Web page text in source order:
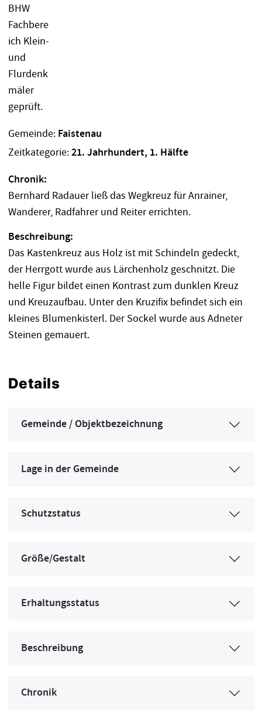
Gemeinde: Faistenau
Zeitkategorie:21. Jahrhundert, 1. Hälfte
Chronik:
Bernhard Radauer ließ das Wegkreuz für Anrainer,
Wanderer, Radfahrer und Reiter errichten.
Beschreibung:
Das Kastenkreuz aus Holz ist mit Schindeln gedeckt,
der Herrgott wurde aus Lärchenholz geschnitzt. Die
helle Figur bildet einen Kontrast zum dunklen Kreuz
und Kreuzaufbau. Unter den Kruzifix befindet sich ein
kleines Blumenkisterl. Der Sockel wurde aus Adneter
Steinen gemauert.
Details
Gemeinde / Objektbezeichnung
Lage in der Gemeinde
Schutzstatus
Größe/Gestalt
Erhaltungsstatus
Beschreibung
Chronik